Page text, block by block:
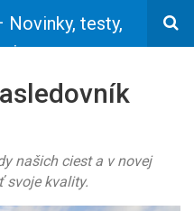
Novinky, testy,
našich ciest a v novej
svoje kvality.